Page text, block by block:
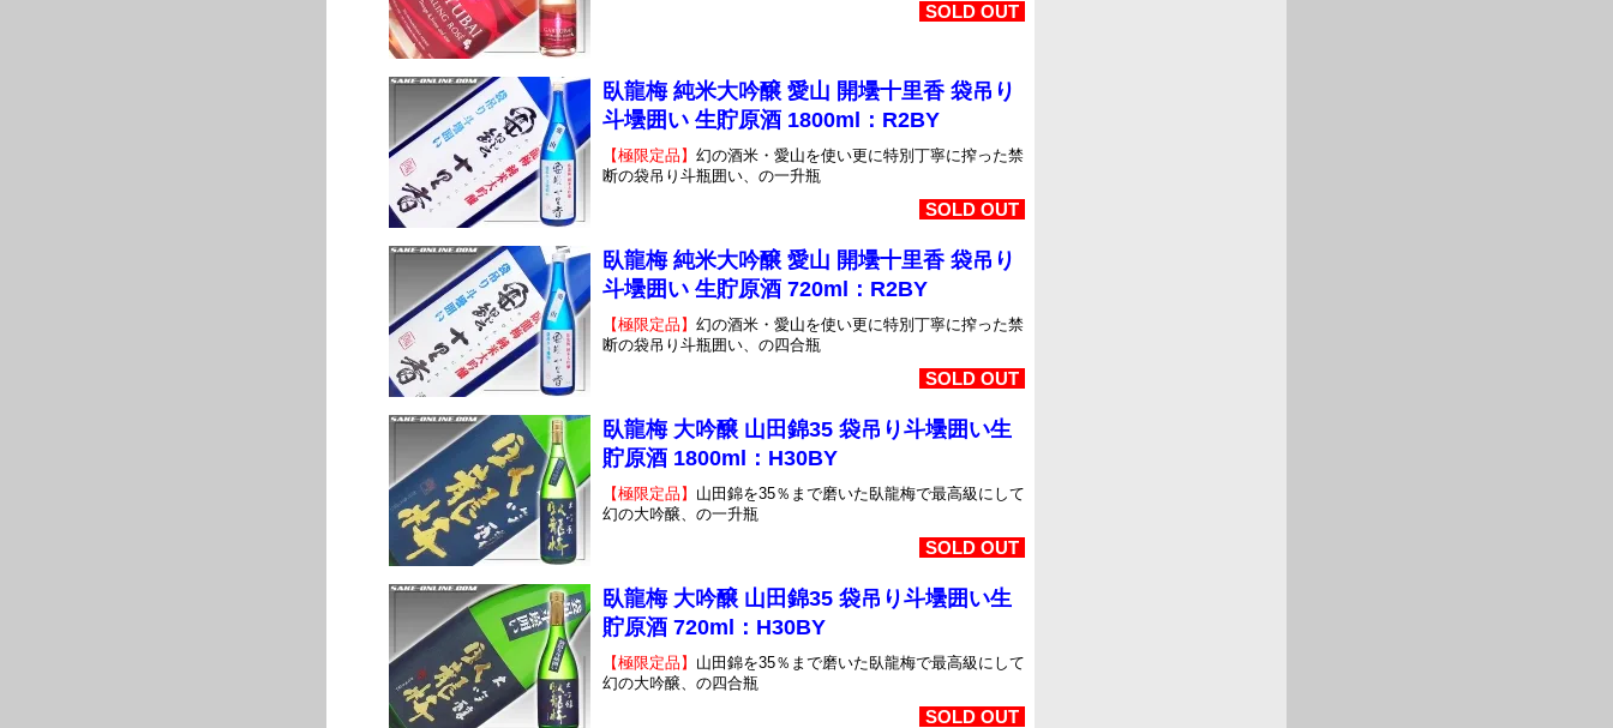
SOLD OUT
臥龍梅 純米大吟醸 愛山 開壜十里香 袋吊り
斗壜囲い 生貯原酒 1800ml：R2BY
【極限定品】 幻の酒米・愛山を使い更に特別丁寧に搾った禁
断の袋吊り斗瓶囲い、の一升瓶
SOLD OUT
臥龍梅 純米大吟醸 愛山 開壜十里香 袋吊り
斗壜囲い 生貯原酒 720ml：R2BY
【極限定品】 幻の酒米・愛山を使い更に特別丁寧に搾った禁
断の袋吊り斗瓶囲い、の四合瓶
SOLD OUT
臥龍梅 大吟醸 山田錦35 袋吊り斗壜囲い生
貯原酒 1800ml：H30BY
【極限定品】 山田錦を35％まで磨いた臥龍梅で最高級にして
幻の大吟醸、の一升瓶
SOLD OUT
臥龍梅 大吟醸 山田錦35 袋吊り斗壜囲い生
貯原酒 720ml：H30BY
【極限定品】 山田錦を35％まで磨いた臥龍梅で最高級にして
幻の大吟醸、の四合瓶
SOLD OUT